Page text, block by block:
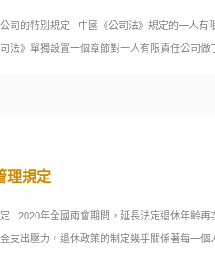
司的特別規定 中國《公司法》規定的一人有
法》單獨設置一個章節對一人有限責任公司做
理規定
定 2020年全國兩會期間，延長法定退休年齡
支出壓力。退休政策的制定幾乎關係著每一